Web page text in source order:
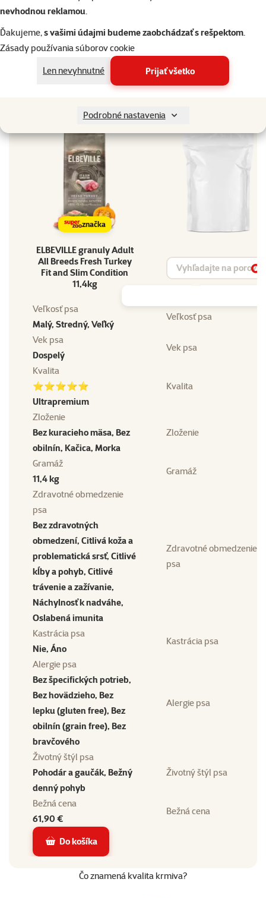
nevhodnou reklamou.
Ďakujeme,s vašimi údajmi budeme zaobchádzať s rešpektom.
Zásady používania súborov cookie
Len nevyhnutné
Prijať všetko
Podrobné nastavenia
psa
Pohodár a gaučák, Bežný denný pohyb
Značka
Katalógové
Vyberte si kvalitu od Super zoo
značka
ELBEVILLE granuly Adult
All Breeds Fresh Turkey
Fit and Slim Condition
11,4kg
Vyhľadávanie produktu
Veľkosť psa
Malý, Stredný, Veľký
Veľkosť psa
Vek psa
Dospelý
Vek psa
Kvalita
⭐⭐⭐⭐⭐
Ultrapremium
Kvalita
Zloženie
Bez kuracieho mäsa, Bez
obilnín, Kačica, Morka
Zloženie
Gramáž
11,4 kg
Gramáž
Zdravotné obmedzenie
psa
Bez zdravotných
obmedzení, Citlivá koža a
problematická srsť, Citlivé
kĺby a pohyb, Citlivé
trávenie a zažívanie,
Náchylnosť k nadváhe,
Oslabená imunita
Zdravotné obmedzenie
psa
Kastrácia psa
Nie, Áno
Kastrácia psa
Alergie psa
Bez špecifických potrieb,
Bez hovädzieho, Bez
lepku (gluten free), Bez
obilnín (grain free), Bez
bravčového
Alergie psa
Životný štýl psa
Pohodár a gaučák, Bežný
denný pohyb
Životný štýl psa
Bežná cena
61,90 €
Bežná cena
Do košíka
Čo znamená kvalita krmiva?